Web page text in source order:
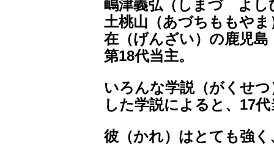
嶋津義弘（しまづ よし
土桃山（あづちももや
在（げんざい）の鹿児
第18代当主。
いろんな学説（がくせ
した学説によると、17
彼（かれ）はとても強